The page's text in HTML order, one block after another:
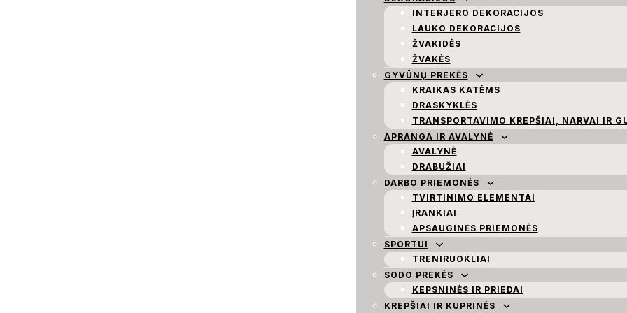
INTERJERO DEKORACIJOS
LAUKO DEKORACIJOS
ŽVAKIDĖS
ŽVAKĖS
GYVŪNŲ PREKĖS
KRAIKAS KATĖMS
DRASKYKLĖS
TRANSPORTAVIMO KREPŠIAI, NARVAI IR
APRANGA IR AVALYNĖ
AVALYNĖ
DRABUŽIAI
DARBO PRIEMONĖS
TVIRTINIMO ELEMENTAI
ĮRANKIAI
APSAUGINĖS PRIEMONĖS
SPORTUI
TRENIRUOKLIAI
SODO PREKĖS
KEPSNINĖS IR PRIEDAI
KREPŠIAI IR KUPRINĖS